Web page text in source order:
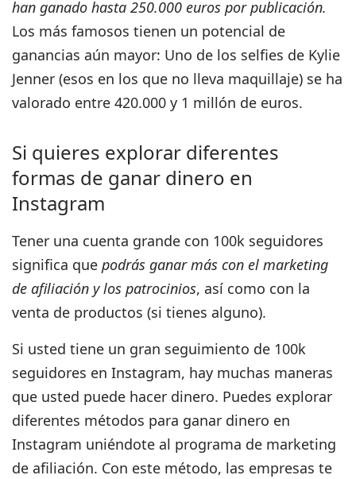
han ganado hasta 250.000 euros por publicación.
Los más famosos tienen un potencial de
ganancias aún mayor: Uno de los selfies de Kylie
Jenner (esos en los que no lleva maquillaje) se ha
valorado entre 420.000 y 1 millón de euros.
Si quieres explorar diferentes
formas de ganar dinero en
Instagram
Tener una cuenta grande con 100k seguidores
significa quepodrás ganar más con el marketing
de afiliación y los patrocinios, así como con la
venta de productos (si tienes alguno).
Si usted tiene un gran seguimiento de 100k
seguidores en Instagram, hay muchas maneras
que usted puede hacer dinero. Puedes explorar
diferentes métodos para ganar dinero en
Instagram uniéndote al programa de marketing
de afiliación. Con este método, las empresas te